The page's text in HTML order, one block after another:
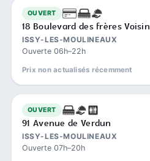
OUVERT
18 Boulevard des frères Voisin
ISSY-LES-MOULINEAUX
Ouverte 06h–22h
Prix non actualisés récemment
OUVERT
91 Avenue de Verdun
ISSY-LES-MOULINEAUX
Ouverte 07h–20h